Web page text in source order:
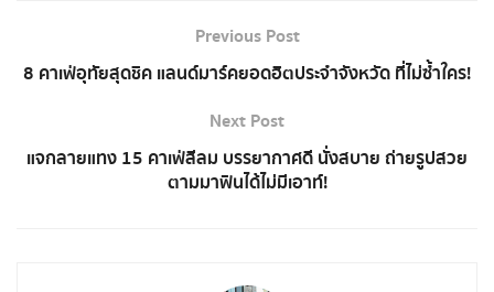
Previous Post
8 คาเฟ่อุทัยสุดชิค แลนด์มาร์คยอดฮิตประจำจังหวัด ที่ไม่ซ้ำใคร!
Next Post
แจกลายแทง 15 คาเฟ่สีลม บรรยากาศดี นั่งสบาย ถ่ายรูปสวย
ตามมาฟินได้ไม่มีเอาท์!